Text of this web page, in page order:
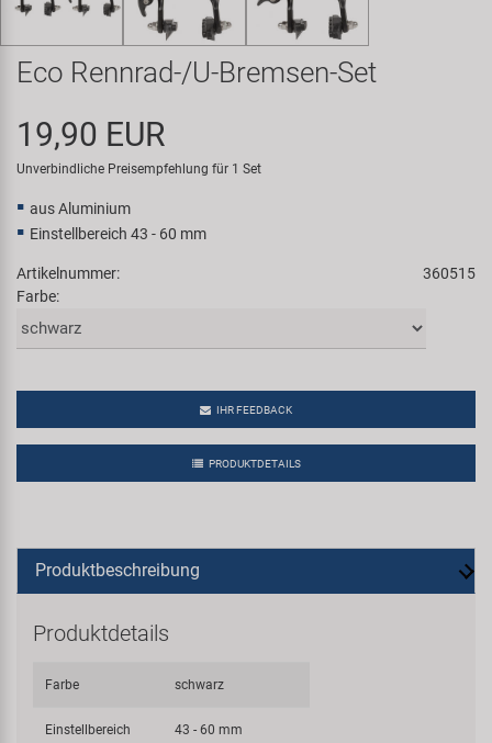
Samox
Smart
SRAM/RockShox
Velo
Eco Rennrad-/U-Bremsen-Set
19,90 EUR
Unverbindliche Preisempfehlung für 1 Set
aus Aluminium
Einstellbereich 43 - 60 mm
Artikelnummer:
360515
Farbe:
IHR FEEDBACK
PRODUKTDETAILS
Produktbeschreibung
Produktdetails
Farbe schwarz
Einstellbereich 43 - 60 mm